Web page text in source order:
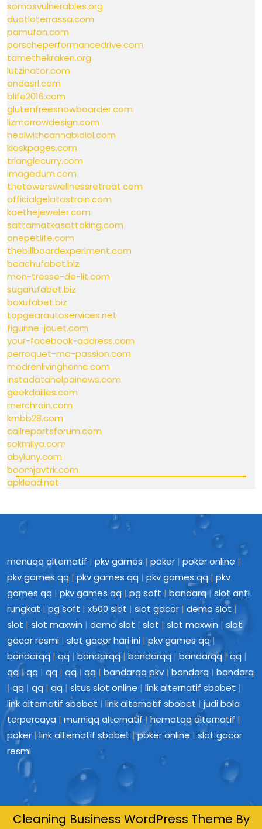
somosvulnerables.org
duatloterrassa.com
pamufon.com
porscheperformancedrive.com
tamethekraken.org
lutzinator.com
ondasrl.com
blife2016.com
glutenfreesnowboarder.com
lizmorrowdesign.com
healwithcannabidiol.com
kioskpages.com
trianglecurry.com
imagedum.com
thetowerswellnessretreat.com
officialgelatostrain.com
kaethejeweler.com
sattamatkasattaking.com
onepetlife.com
thebillboardexperiment.com
beachufabet.biz
mon-tresse-de-lit.com
sugarufabet.biz
boxufabet.biz
topgearautoservices.net
figurine-jouet.com
your-facebook-address.com
perroquet-ma-passion.com
modrenlivinghome.com
instadatahelpainews.com
geekdailies.com
merchrain.com
kmbb28.com
callreportsforum.com
sokmilya.com
abyluny.com
boomjavtrk.com
apklead.net
menuqq alternatif | pkv games | poker | poker online |
pkv games qq | pkv games qq | pkv games qq | pkv
games qq | pkv games qq | pg soft | bandarq|slot anti
rungkat | pg soft | x500 slot | slot gacor | demo slot |
slot | slot maxwin | demo slot | slot | slot maxwin | slot
gacor resmi | slot gacor hari ini | pkv games qq|
bandarqq | qq | bandarqq | bandarqq | bandarqq |qq |
qq|qq | qq | qq| qq | bandarqq pkv | bandarq | bandarq
| qq | qq | qq | situs slot online | link alternatif sbobet |
link alternatif sbobet | link alternatif sbobet | judi bola
terpercaya | murniqq alternatif|hematqq alternatif |
poker | link alternatif sbobet |poker online | slot gacor
resmi
Cleaning Business WordPress Theme By